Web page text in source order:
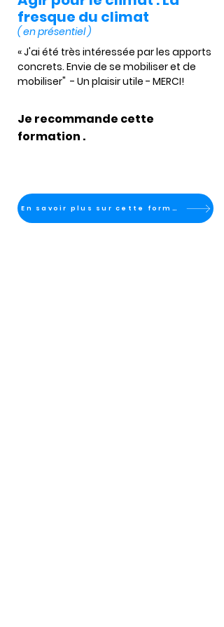
fresque du climat
( en présentiel )
« J'ai été très intéressée par les apports
concrets. Envie de se mobiliser et de
mobiliser"  - Un plaisir utile - MERCI!
Je recommande cette
formation .
En savoir plus sur cette formation